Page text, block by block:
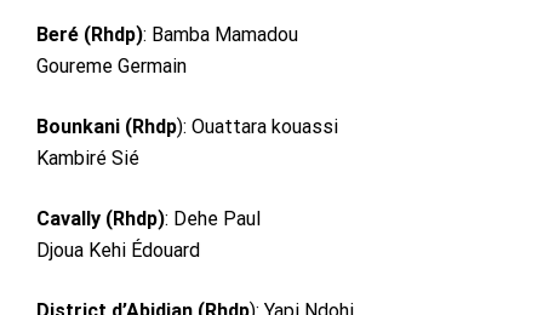
Beré (Rhdp): Bamba Mamadou
Goureme Germain
Bounkani (Rhdp): Ouattara kouassi
Kambiré Sié
Cavally (Rhdp): Dehe Paul
Djoua Kehi Édouard